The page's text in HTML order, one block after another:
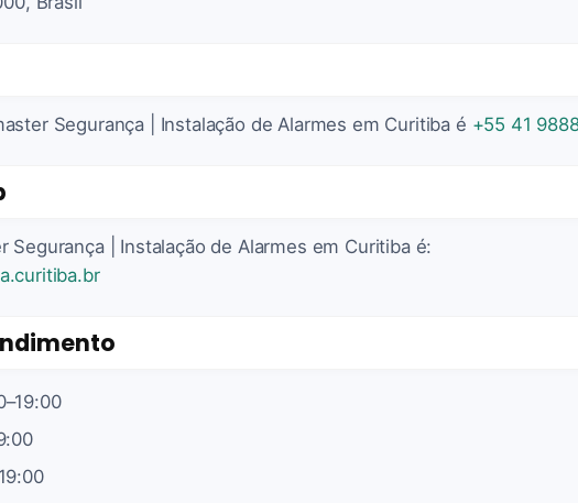
Segurança | Instalação de Alarmes em Curitiba é +55 41
Segurança | Instalação de Alarmes em Curitiba é: